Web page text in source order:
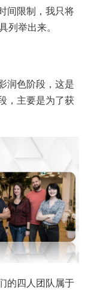
间限制，我只将
举出来。
润色阶段，这是
，主要是为了获
的四人团队属于